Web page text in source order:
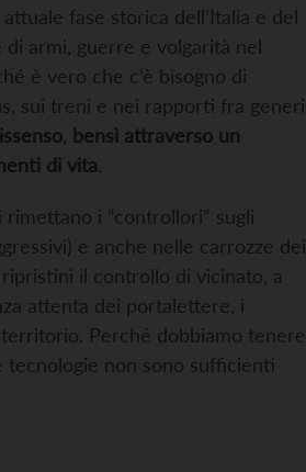
fase storica dell’Italia e del
armi, guerre e volgarità nel
è vero che c’è bisogno di
sui treni e nei rapporti fra generi,
bensì attraverso un
di vita.
i “controllori” sugli
e anche nelle carrozze dei
il controllo di vicinato, a
attenta dei portalettere, i
Perché dobbiamo tenere
tecnologie non sono sufficienti